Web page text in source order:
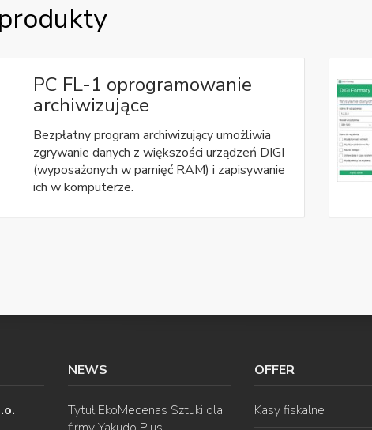
PC FL-1 oprogramowanie
archiwizujące
Bezpłatny program archiwizujący umożliwia
zgrywanie danych z większości urządzeń DIGI
(wyposażonych w pamięć RAM) i zapisywanie
ich w komputerze.
NEWS
Tytuł EkoMecenas Sztuki dla
OFFER
Kasy fiskalne